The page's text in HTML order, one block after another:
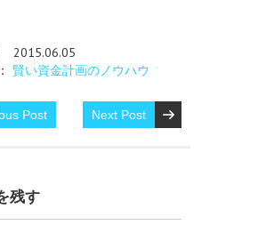
2015.06.05
賢い資金計画のノウハウ
Post Next Post
残す